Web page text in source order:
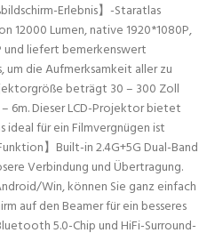
Erlebnis】-Staratlas
12000 Lumen, native 1920*1080P,
liefert bemerkenswert
um die Aufmerksamkeit aller zu
beträgt 30 – 300 Zoll
6m. Dieser LCD-Projektor bietet
ideal für ein Filmvergnügen ist
】Built-in 2.4G+5G Dual-Band
Verbindung und Übertragung.
Win, können Sie ganz einfach
auf den Beamer für ein besseres
5.0-Chip und HiFi-Surround-